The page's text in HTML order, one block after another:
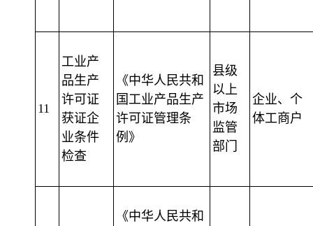
11
工业产
品生产
许可证
获证企
业条件
检查
《中华人民共和
国工业产品生产
许可证管理条
例》
县级
以上
市场
监管
部门
企业、个
体工商户
《中华人民共和